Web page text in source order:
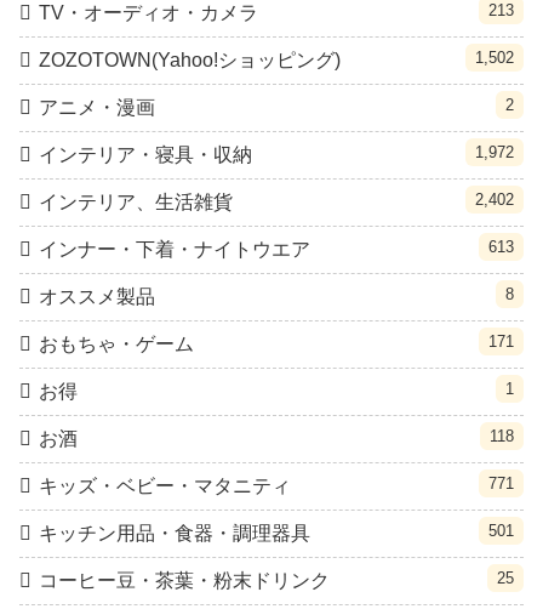
TV・オーディオ・カメラ 213
ZOZOTOWN(Yahoo!ショッピング) 1,502
アニメ・漫画 2
インテリア・寝具・収納 1,972
インテリア、生活雑貨 2,402
インナー・下着・ナイトウエア 613
オススメ製品 8
おもちゃ・ゲーム 171
お得 1
お酒 118
キッズ・ベビー・マタニティ 771
キッチン用品・食器・調理器具 501
コーヒー豆・茶葉・粉末ドリンク 25